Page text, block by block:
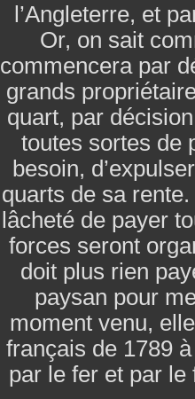
l’Angleterre, et
Or, on sait
commencera par
grands
quart, par
toutes sortes de
besoin,
quarts de sa
lâcheté de payer
forces seront
doit plus rien
paysan pour
moment venu,
français de 1789
par le fer et par